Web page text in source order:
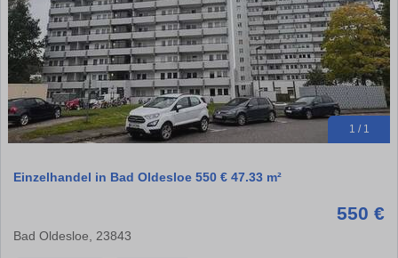
1 / 1
Einzelhandel in Bad Oldesloe 550 € 47.33 m²
550 €
Bad Oldesloe, 23843